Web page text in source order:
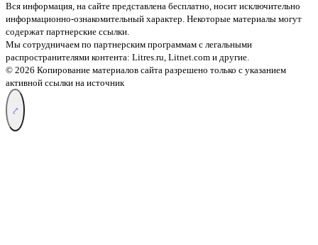
Вся информация, на сайте представлена бесплатно, носит исключительно
информационно-ознакомительный характер. Некоторые материалы могут
содержат партнерские ссылки.
Мы сотрудничаем по партнерским программам с легальными
распространителями контента: Litres.ru, Litnet.com и другие.
© 2026 Копирование материалов сайта разрешено только с указанием
активной ссылки на источник